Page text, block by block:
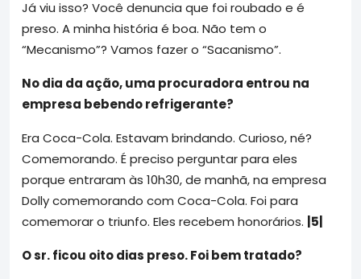
Já viu isso? Você denuncia que foi roubado e é
preso. A minha história é boa. Não tem o
“Mecanismo”? Vamos fazer o “Sacanismo”.
No dia da ação, uma procuradora entrou na
empresa bebendo refrigerante?
Era Coca-Cola. Estavam brindando. Curioso, né?
Comemorando. É preciso perguntar para eles
porque entraram às 10h30, de manhã, na empresa
Dolly comemorando com Coca-Cola. Foi para
comemorar o triunfo. Eles recebem honorários. |5|
O sr. ficou oito dias preso. Foi bem tratado?